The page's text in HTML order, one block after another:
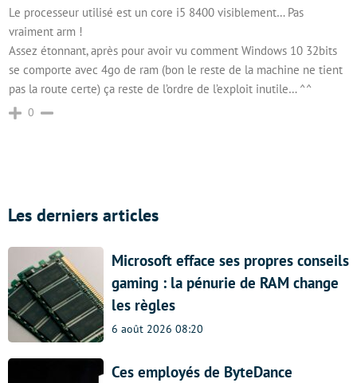
Le processeur utilisé est un core i5 8400 visiblement… Pas
vraiment arm !
Assez étonnant, après pour avoir vu comment Windows 10 32bits
se comporte avec 4go de ram (bon le reste de la machine ne tient
pas la route certe) ça reste de l’ordre de l’exploit inutile… ^^
0
Les derniers articles
Microsoft efface ses propres conseils
gaming : la pénurie de RAM change
les règles
6 août 2026 08:20
Ces employés de ByteDance